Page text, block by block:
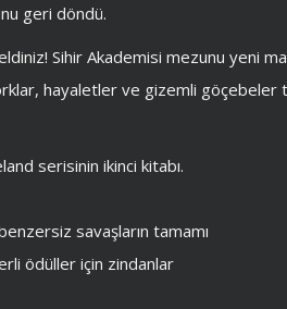
geri döndü.
Sihir Akademisi mezunu yeni
hayaletler ve gizemli göçebeler
serisinin ikinci kitabı.
savaşların tamamı
ödüller için zindanlar